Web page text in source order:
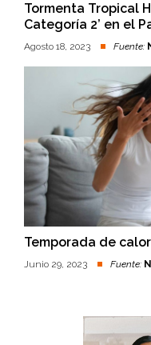
Tormenta Tropical
Categoría 2’ en el
Agosto 18, 2023 Fuente:
Temporada de
Junio 29, 2023 Fuente: